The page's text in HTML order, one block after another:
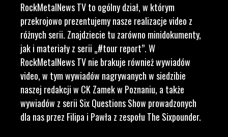
RockMetalNews TV to ogólny dział, w którym
przekrojowo prezentujemy nasze realizacje video z
różnych serii. Znajdziecie tu zarówno minidokumenty,
jak i materiały z serii „#tour report”. W
RockMetalNews TV nie brakuje również wywiadów
video, w tym wywiadów nagrywanych w siedzibie
naszej redakcji w CK Zamek w Poznaniu, a także
wywiadów z serii Six Questions Show prowadzonych
dla nas przez Filipa i Pawła z zespołu The Sixpounder.